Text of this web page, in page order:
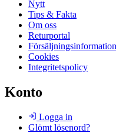
Nytt
Tips & Fakta
Om oss
Returportal
Försäljningsinformation
Cookies
Integritetspolicy
Konto
Logga in
Glömt lösenord?